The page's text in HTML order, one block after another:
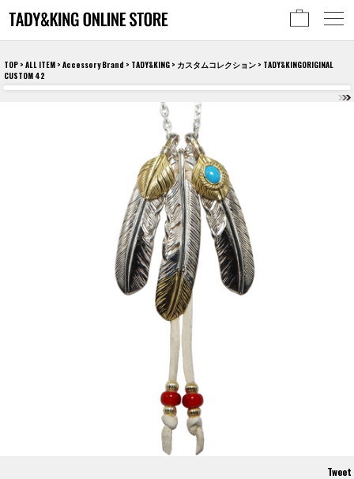
TOP > ALL ITEM > Accessory Brand > TADY&KING > カスタムコレクション > TADY&KINGORIGINAL
CUSTOM 42
Tweet